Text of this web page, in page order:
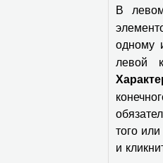
В
одному
левой
того
и